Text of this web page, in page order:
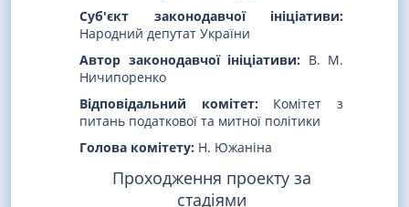
Суб'єкт законодавчої ініціативи:
Народний депутат України
Автор законодавчої ініціативи: В. М.
Ничипоренко
Відповідальний комітет:Комітет з
питань податкової та митної політики
Голова комітету: Н. Южаніна
Проходження проекту за
стадіями